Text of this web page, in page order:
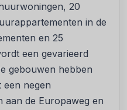
20
in de
en 25
een gevarieerd
gebouwen hebben
een negen
aan de Europaweg en